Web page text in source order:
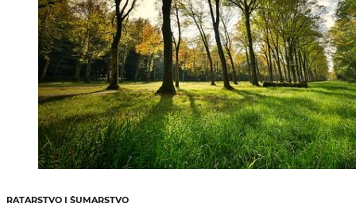
RATARSTVO I ŠUMARSTVO